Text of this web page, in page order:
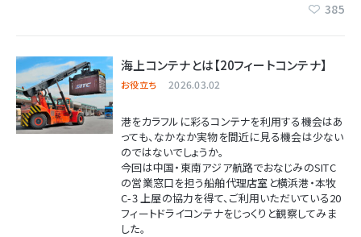
385
海上コンテナとは【20フィートコンテナ】
お役立ち 2026.03.02
港をカラフルに彩るコンテナを利⽤する機会はあ
っても、なかなか実物を間近に⾒る機会は少ない
のではないでしょうか。
今回は中国・東南アジア航路でおなじみのSITC
の営業窓口を担う船舶代理店室と横浜港・本牧
C-3 上屋の協⼒を得て、ご利⽤いただいている20
フィートドライコンテナをじっくりと観察してみま
した。